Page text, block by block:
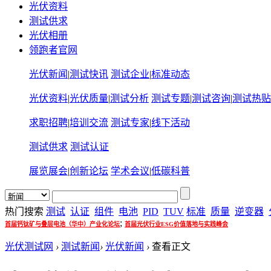
光伏资料
测试供求
光伏相册
领跑者官网
光伏新闻 |测试快讯 测试企业|标准动态
光伏资料|光伏质量|测试分析 测试专题|测试咨询|测试热贴
求职招聘|培训交流 测试专家|线下活动
测试供求 测试认证
展览展会|创新论坛 学术会议|低碳科普
热门搜索 测试 认证 组件 电池 PID TUV 标准 质量 逆变器
首届钙钛矿与叠层电池（华中）产业化论坛; 首届光伏行业ESG价值落地与实践峰会
光伏测试网 › 测试新闻 › 光伏新闻 › 查看正文